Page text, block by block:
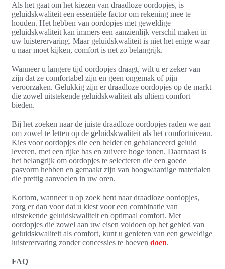
Als het gaat om het kiezen van draadloze oordopjes, is
geluidskwaliteit een essentiële factor om rekening mee te
houden. Het hebben van oordopjes met geweldige
geluidskwaliteit kan immers een aanzienlijk verschil maken in
uw luisterervaring. Maar geluidskwaliteit is niet het enige waar
u naar moet kijken, comfort is net zo belangrijk.
Wanneer u langere tijd oordopjes draagt, wilt u er zeker van
zijn dat ze comfortabel zijn en geen ongemak of pijn
veroorzaken. Gelukkig zijn er draadloze oordopjes op de markt
die zowel uitstekende geluidskwaliteit als ultiem comfort
bieden.
Bij het zoeken naar de juiste draadloze oordopjes raden we aan
om zowel te letten op de geluidskwaliteit als het comfortniveau.
Kies voor oordopjes die een helder en gebalanceerd geluid
leveren, met een rijke bas en zuivere hoge tonen. Daarnaast is
het belangrijk om oordopjes te selecteren die een goede
pasvorm hebben en gemaakt zijn van hoogwaardige materialen
die prettig aanvoelen in uw oren.
Kortom, wanneer u op zoek bent naar draadloze oordopjes,
zorg er dan voor dat u kiest voor een combinatie van
uitstekende geluidskwaliteit en optimaal comfort. Met
oordopjes die zowel aan uw eisen voldoen op het gebied van
geluidskwaliteit als comfort, kunt u genieten van een geweldige
luisterervaring zonder concessies te hoeven doen.
FAQ